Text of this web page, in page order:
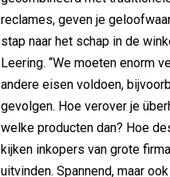
reclames, geven je
stap naar het schap in de
Leering. “We moeten enorm
andere eisen voldoen,
gevolgen. Hoe verover je
welke producten dan? Hoe
kijken inkopers van grote
uitvinden. Spannend, maar